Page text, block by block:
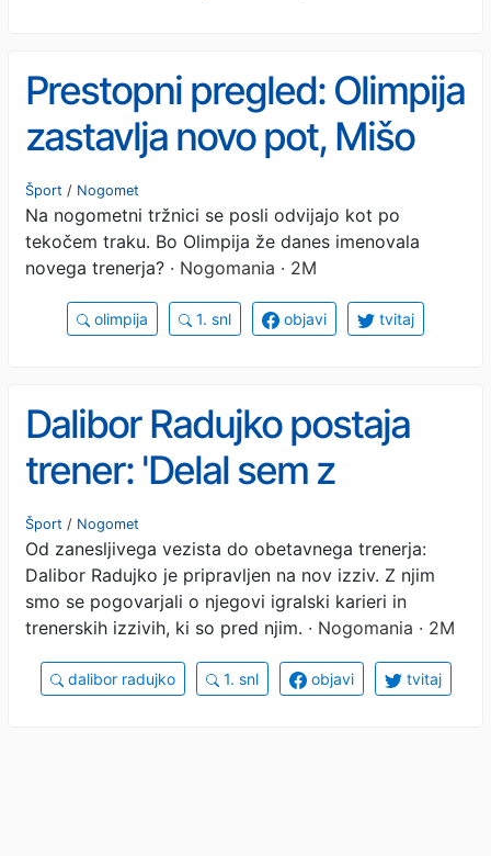
Prestopni pregled: Olimpija
zastavlja novo pot, Mišo
Brečko bi bil odmik od
dosedanjih praks
Šport / Nogomet
Na nogometni tržnici se posli odvijajo kot po
tekočem traku. Bo Olimpija že danes imenovala
novega trenerja? · Nogomania · 2M
olimpija 1. snl objavi tvitaj
Dalibor Radujko postaja
trener: 'Delal sem z
Vincenzom Italianom, moj
naslednji cilj je postati
trener v članskem
nogometu'
Šport / Nogomet
Od zanesljivega vezista do obetavnega trenerja:
Dalibor Radujko je pripravljen na nov izziv. Z njim
smo se pogovarjali o njegovi igralski karieri in
trenerskih izzivih, ki so pred njim. · Nogomania · 2M
dalibor radujko 1. snl objavi tvitaj